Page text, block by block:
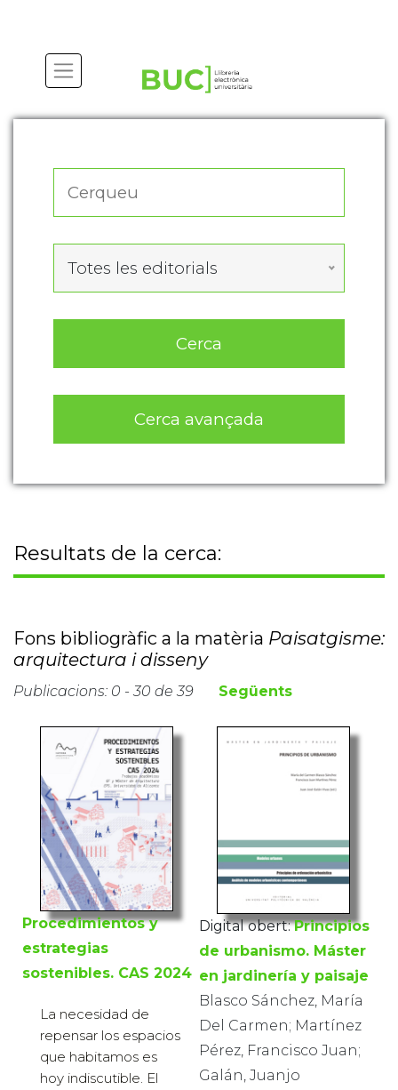
Totes les editorials
Cerca
Cerca avançada
Resultats de la cerca:
Fons bibliogràfic a la matèria Paisatgisme:
arquitectura i disseny
Publicacions: 0 - 30 de 39 Següents
Procedimientos y
estrategias
sostenibles. CAS 2024
La necesidad de
repensar los espacios
que habitamos es
hoy indiscutible. El
Digital obert: Principios
de urbanismo. Máster
en jardinería y paisaje
Blasco Sánchez, María
Del Carmen; Martínez
Pérez, Francisco Juan;
Galán, Juanjo